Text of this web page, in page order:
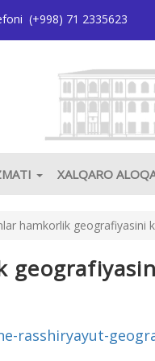
(+998) 71 2335623
XALQARO
hamkorlik geografiyasini
rasshiryayut-